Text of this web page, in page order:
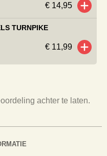
achter te laten.
€ 14,95
TURNPIKE
€ 11,99